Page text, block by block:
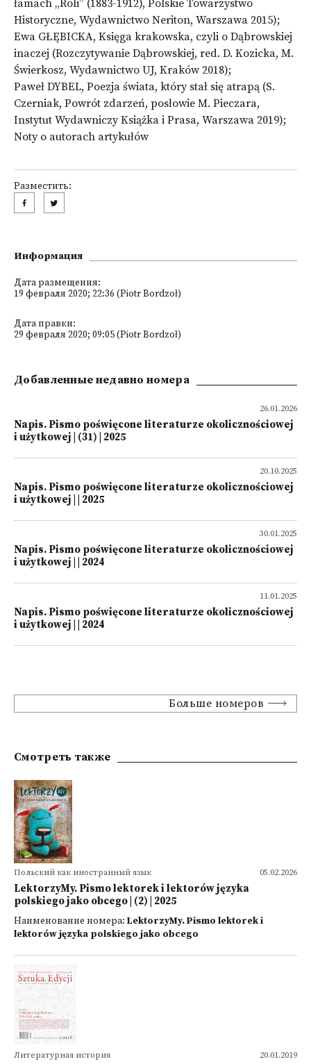
łamach „Roli” (1883-1912), Polskie Towarzystwo
Historyczne, Wydawnictwo Neriton, Warszawa 2015);
Ewa GŁĘBICKA, Księga krakowska, czyli o Dąbrowskiej
inaczej (Rozczytywanie Dąbrowskiej, red. D. Kozicka, M.
Świerkosz, Wydawnictwo UJ, Kraków 2018);
Paweł DYBEL, Poezja świata, który stał się atrapą (S.
Czerniak, Powrót zdarzeń, posłowie M. Pieczara,
Instytut Wydawniczy Książka i Prasa, Warszawa 2019);
Noty o autorach artykułów
Разместить:
Информация
Дата размещения:
19 февраля 2020; 22:36 (Piotr Bordzoł)
Дата правки:
29 февраля 2020; 09:05 (Piotr Bordzoł)
Добавленные недавно номера
26.01.2026
Napis. Pismo poświęcone literaturze okolicznościowej
i użytkowej | (31) | 2025
20.10.2025
Napis. Pismo poświęcone literaturze okolicznościowej
i użytkowej | | 2025
30.01.2025
Napis. Pismo poświęcone literaturze okolicznościowej
i użytkowej | | 2024
11.01.2025
Napis. Pismo poświęcone literaturze okolicznościowej
i użytkowej | | 2024
Больше номеров
Смотреть также
05.02.2026
Польский как иностранный язык
LektorzyMy. Pismo lektorek i lektorów języka
polskiego jako obcego | (2) | 2025
Наименование номера: LektorzyMy. Pismo lektorek i
lektorów języka polskiego jako obcego
20.01.2019
Литературная история